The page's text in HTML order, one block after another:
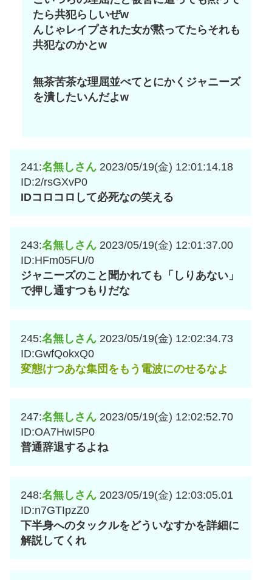
たら共犯らしいぜw
んじゃレイプされた女が黙ってたらそれも
共犯なのかとw
無茶苦茶な理屈並べてとにかくジャニーズ
を潰したいんだよw
241:名無しさん 2023/05/19(金) 12:01:14.18
ID:2/rsGXvP0
IDコロコロして必死なの笑える
243:名無しさん 2023/05/19(金) 12:01:37.00
ID:HFm05FU/0
ジャニーズのこと聞かれても「しりあない」
で押し通すつもりだな
245:名無しさん 2023/05/19(金) 12:02:34.73
ID:GwfQokxQ0
変態けつあな集団をもう電波にのせるなよ
247:名無しさん 2023/05/19(金) 12:02:52.70
ID:OA7HwI5P0
普通辞退するよね
248:名無しさん 2023/05/19(金) 12:03:05.01
ID:n7GTIpzZ0
下半身へのタックルをどういなすかを詳細に
解説してくれ